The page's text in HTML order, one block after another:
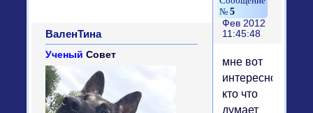
5
Фев 2012
11:45:48
ВаленТина
Ученый Совет
мне вот
интересно
кто что
думает